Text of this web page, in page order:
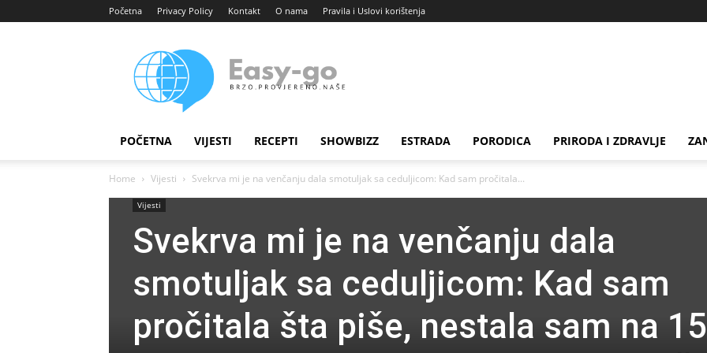
Početna Privacy Policy Kontakt O nama Pravila i Uslovi korištenja
portal
POČETNA VIJESTI RECEPTI SHOWBIZZ ESTRADA PORODICA PRIRODA I ZDRAVLJE
Home Vijesti Svekrva mi je na venčanju dala smotuljak sa ceduljicom: Kad sam pročitala...
Vijesti
Svekrva mi je na venčanju dala
smotuljak sa ceduljicom: Kad sam
pročitala šta piše, nestala sam na 15